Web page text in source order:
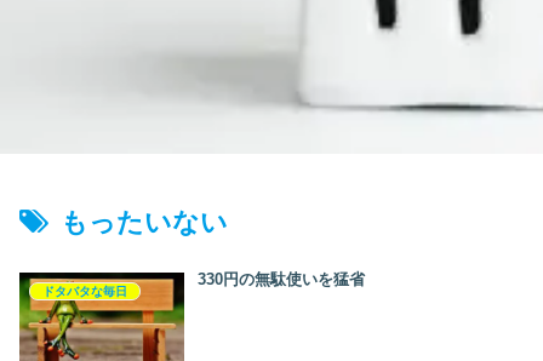
もったいない
ドタバタな毎日
330円の無駄使いを猛省